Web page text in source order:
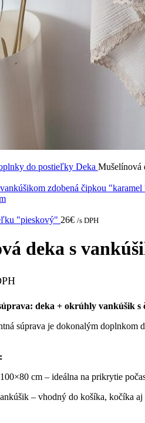
do postieľky Deka Mušelínová
zdobená čipkou "karamel
"pieskový" 26€ /s DPH
deka s
deka + okrúhly vankúšik s
súprava je dokonalým
cm – ideálna na prikrytie
– vhodný do košíka, kočíka